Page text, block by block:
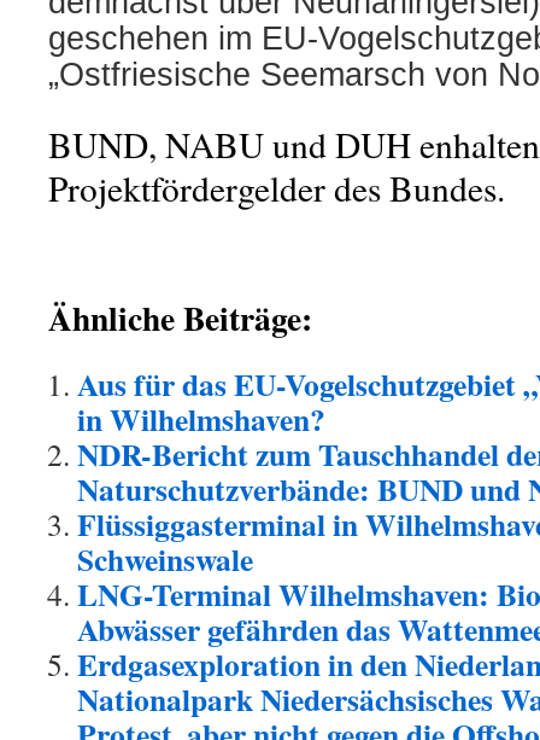
geschehen im EU-
„Ostfriesische Seemarsch von
BUND, NABU und DUH
Projektfördergelder des Bundes.
Ähnliche Beiträge:
Aus für das EU-Vogelschutzgebiet
in Wilhelmshaven?
NDR-Bericht zum Tauschhandel
Naturschutzverbände: BUND und
Flüssiggasterminal in
Schweinswale
LNG-Terminal Wilhelmshaven:
Abwässer gefährden das
Erdgasexploration in den
Nationalpark Niedersächsisches